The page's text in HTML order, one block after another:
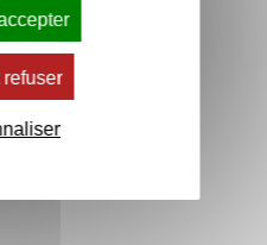
refuser